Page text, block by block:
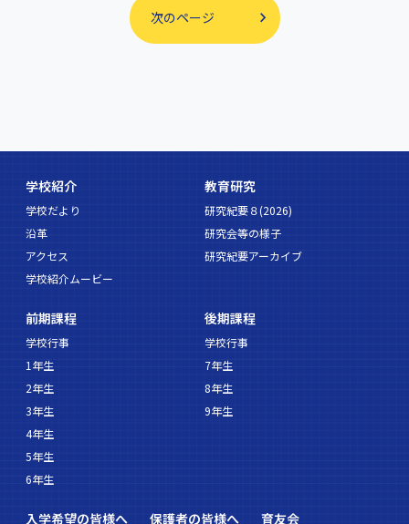
次のページ
学校紹介
学校だより
沿革
アクセス
学校紹介ムービー
教育研究
研究紀要８(2026)
研究会等の様子
研究紀要アーカイブ
前期課程
学校行事
1年生
2年生
3年生
4年生
5年生
6年生
後期課程
学校行事
7年生
8年生
9年生
入学希望の皆様へ 保護者の皆様へ 育友会